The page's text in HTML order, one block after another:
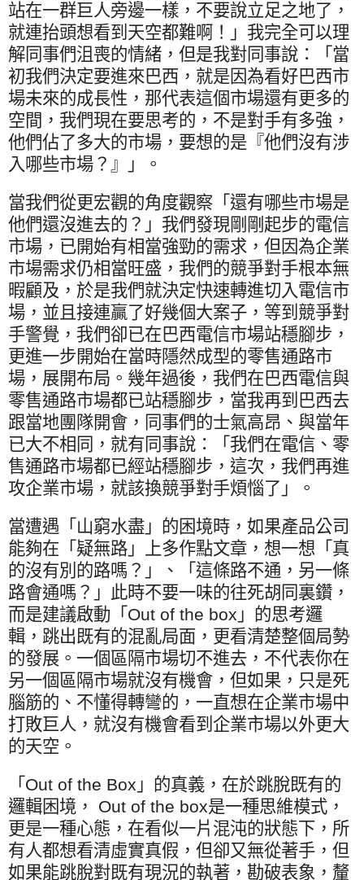
站在一群巨人旁邊一樣，不要說立足之地了，
就連抬頭想看到天空都難啊！」我完全可以理
解同事們沮喪的情緒，但是我對同事說：「當
初我們決定要進來巴西，就是因為看好巴西市
場未來的成長性，那代表這個市場還有更多的
空間，我們現在要思考的，不是對手有多強，
他們佔了多大的市場，要想的是『他們沒有涉
入哪些市場？』」。
當我們從更宏觀的角度觀察「還有哪些市場是
他們還沒進去的？」我們發現剛剛起步的電信
市場，已開始有相當強勁的需求，但因為企業
市場需求仍相當旺盛，我們的競爭對手根本無
暇顧及，於是我們就決定快速轉進切入電信市
場，並且接連贏了好幾個大案子，等到競爭對
手警覺，我們卻已在巴西電信市場站穩腳步，
更進一步開始在當時隱然成型的零售通路市
場，展開布局。幾年過後，我們在巴西電信與
零售通路市場都已站穩腳步，當我再到巴西去
跟當地團隊開會，同事們的士氣高昂、與當年
已大不相同，就有同事說：「我們在電信、零
售通路市場都已經站穩腳步，這次，我們再進
攻企業市場，就該換競爭對手煩惱了」。
當遭遇「山窮水盡」的困境時，如果產品公司
能夠在「疑無路」上多作點文章，想一想「真
的沒有別的路嗎？」、「這條路不通，另一條
路會通嗎？」此時不要一味的往死胡同裏鑽，
而是建議啟動「 Out of the box 」的思考邏
輯，跳出既有的混亂局面，更看清楚整個局勢
的發展。一個區隔市場切不進去，不代表你在
另一個區隔市場就沒有機會，但如果，只是死
腦筋的、不懂得轉彎的，一直想在企業市場中
打敗巨人，就沒有機會看到企業市場以外更大
的天空。
「 Out of the Box 」的真義，在於跳脫既有的
邏輯困境，
Out of the box是一種思維模式，
更是一種心態，在看似一片混沌的狀態下，所
有人都想看清虛實真假，但卻又無從著手，但
如果能跳脫對既有現況的執著，勘破表象，釐